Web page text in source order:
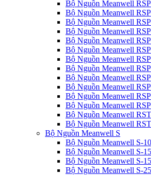
Bộ Nguồn Meanwell
Bộ Nguồn Meanwell
Bộ Nguồn Meanwell
Bộ Nguồn Meanwell
Bộ Nguồn Meanwell
Bộ Nguồn Meanwell
Bộ Nguồn Meanwell
Bộ Nguồn Meanwell
Bộ Nguồn Meanwell
Bộ Nguồn Meanwell
Bộ Nguồn Meanwell
Bộ Nguồn Meanwell
Bộ Nguồn Meanwell
Bộ Nguồn Meanwell
Bộ Nguồn Meanwell S
Bộ Nguồn Meanwell S-
Bộ Nguồn Meanwell S-15
Bộ Nguồn Meanwell S-
Bộ Nguồn Meanwell S-25